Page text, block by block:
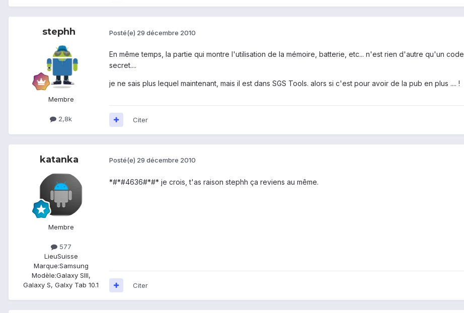
stephh
Membre
2,8k
Posté(e) 29 décembre 2010
En même temps, la partie qui montre l'utilisation de la mémoire, batterie, etc... n'est rien d'autre qu'un code
secret....
je ne sais plus lequel maintenant, mais il est dans SGS Tools. alors si c'est pour avoir de la pub en plus .... !
Citer
katanka
Membre
577
LieuSuisse
Marque:Samsung
Modèle:Galaxy SIII,
Galaxy S, Galxy Tab 10.1
Posté(e) 29 décembre 2010
*#*#4636#*#* je crois, t'as raison stephh ça reviens au même.
Citer